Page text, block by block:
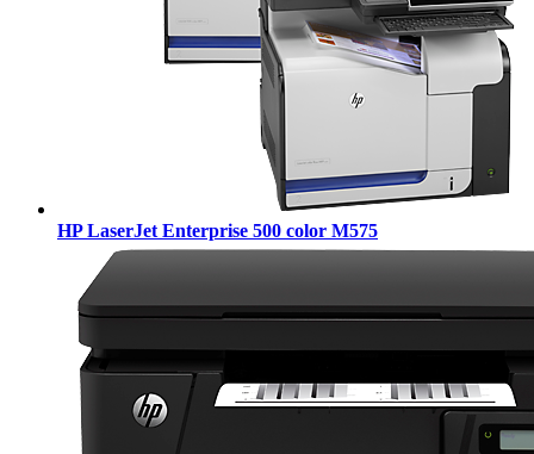
HP LaserJet Enterprise 500 color M575